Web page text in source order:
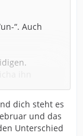
“. Auch
ihn
nie hat
sogar
dich steht es
und das
Unterschied